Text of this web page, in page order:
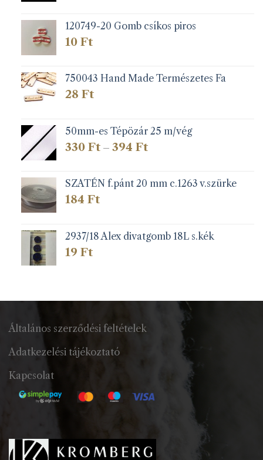
120749-20 Gomb csíkos piros
10 Ft
750043 Hand Made Természetes Fa
28 Ft
50mm-es Tépözár 25 m/vég
330 Ft – 394 FtÁrtartomány:
394 Ft
SZATÉN f.pánt 20 mm c.1263 v.szürke
184 Ft
2937/18 Alex divatgomb 18L s.kék
19 Ft
Általános szerződési feltételek
Adatkezelési tájékoztató
Kapcsolat